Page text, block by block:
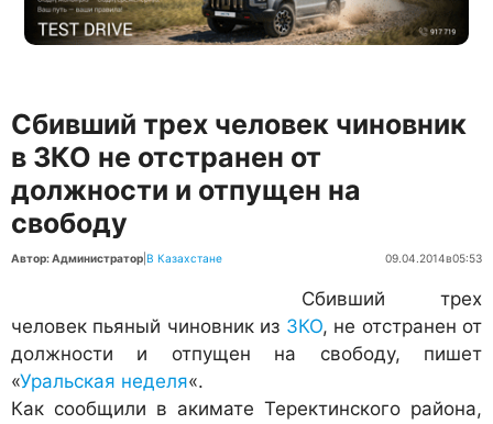
Сбивший трех человек чиновник
в ЗКО не отстранен от
должности и отпущен на
свободу
Автор: Администратор В Казахстане 09.04.2014в05:53
Сбивший трех
человек пьяный чиновник из ЗКО, не отстранен от
должности и отпущен на свободу, пишет
«Уральская неделя«.
Как сообщили в акимате Теректинского района,